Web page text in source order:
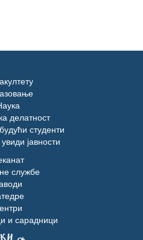
делатност
студенти
јавности
службе
и сарадници